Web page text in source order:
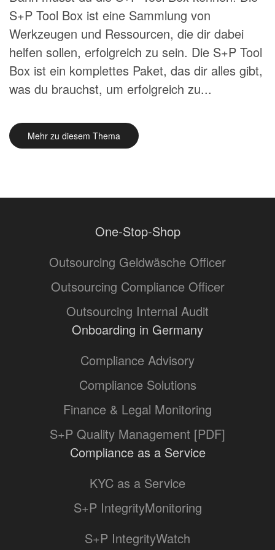
S+P Tool Box ist eine Sammlung von
Werkzeugen und Ressourcen, die dir dabei
helfen sollen, erfolgreich zu sein. Die S+P Tool
Box ist ein komplettes Paket, das dir alles gibt,
was du brauchst, um erfolgreich zu...
Mehr zu diesem Thema
One-Stop-Shop
Outsourcing Geldwäsche Officer
Outsourcing Compliance Officer
Outsourcing Internal Audit
Onboarding in Germany
Compliance Advisory
Compliance Solutions
Finance & Legal Monitoring
S+P Quality Management [PDF]
Compliance as a Service
KYC as a Service
S+P IntegrityMonitoring
S+P IntegrityWatch